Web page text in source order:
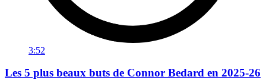
3:52
Les 5 plus beaux buts de Connor Bedard en 2025-26